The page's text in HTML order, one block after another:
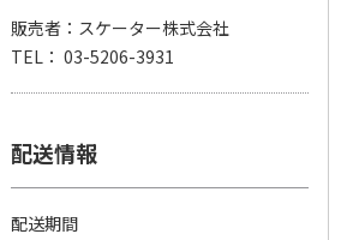
販売者：スケーター株式会社
TEL： 03-5206-3931
配送情報
配送期間